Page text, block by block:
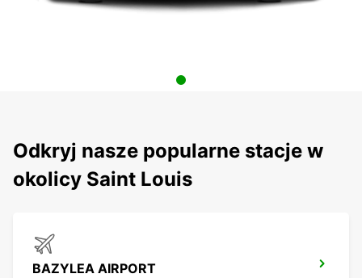
Odkryj nasze popularne stacje w
okolicy Saint Louis
BAZYLEA AIRPORT